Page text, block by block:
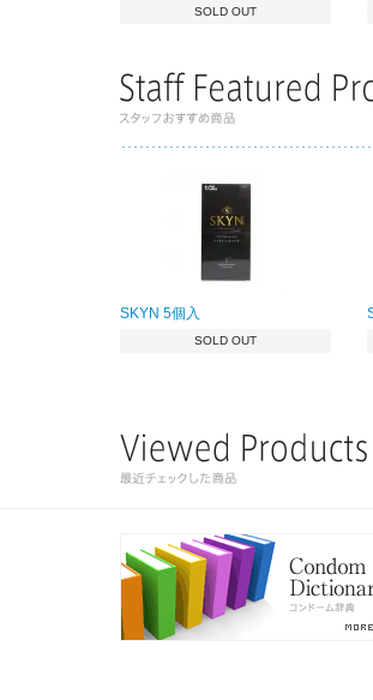
SOLD OUT
SKYN 5個入
SOLD OUT